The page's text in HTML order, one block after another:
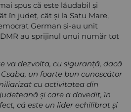
spus că este lăudabil și
în județ, cât și la Satu Mare,
German și-au unit
au sprijinul unui număr tot
va dezvolta, cu siguranță, dacă
un foarte bun cunoscător
cu activitatea din
și care a dovedit, în
că este un lider echilibrat și